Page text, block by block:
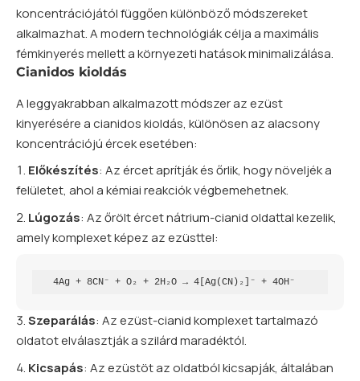
koncentrációjától függően különböző módszereket
alkalmazhat. A modern technológiák célja a maximális
fémkinyerés mellett a környezeti hatások minimalizálása.
Cianidos kioldás
A leggyakrabban alkalmazott módszer az ezüst
kinyerésére a cianidos kioldás, különösen az alacsony
koncentrációjú ércek esetében:
Előkészítés: Az ércet aprítják és őrlik, hogy növeljék a
felületet, ahol a kémiai reakciók végbemehetnek.
Lúgozás: Az őrölt ércet nátrium-cianid oldattal kezelik,
amely komplexet képez az ezüsttel:
   4Ag + 8CN⁻ + O₂ + 2H₂O → 4[Ag(CN)₂]⁻ + 4OH⁻
Szeparálás: Az ezüst-cianid komplexet tartalmazó
oldatot elválasztják a szilárd maradéktól.
Kicsapás: Az ezüstöt az oldatból kicsapják, általában